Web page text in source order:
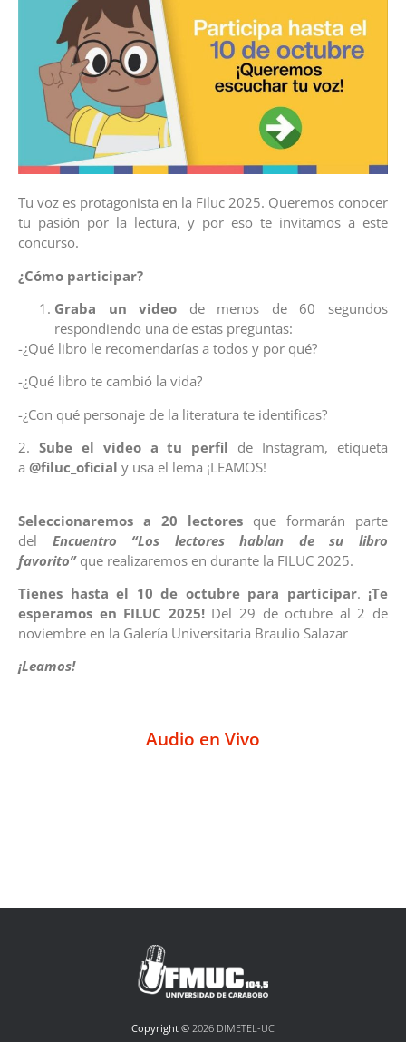
Tu voz es protagonista en la Filuc 2025. Queremos conocer
tu pasión por la lectura, y por eso te invitamos a este
concurso.
¿Cómo participar?
Graba un video de menos de 60 segundos
respondiendo una de estas preguntas:
-¿Qué libro le recomendarías a todos y por qué?
-¿Qué libro te cambió la vida?
-¿Con qué personaje de la literatura te identificas?
2. Sube el video a tu perfil de Instagram, etiqueta
a @filuc_oficial y usa el lema ¡LEAMOS!
Seleccionaremos a 20 lectores que formarán parte
del Encuentro “Los lectores hablan de su libro
favorito” que realizaremos en durante la FILUC 2025.
Tienes hasta el 10 de octubre para participar. ¡Te
esperamos en FILUC 2025!Del 29 de octubre al 2 de
noviembre en la Galería Universitaria Braulio Salazar
¡Leamos!
Audio en Vivo
Copyright © 2026 DIMETEL-UC